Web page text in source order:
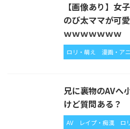
【画像あり】女
のび太ママが可
ｗｗｗｗｗｗｗ
ロリ・萌え 漫画・ア
兄に裏物のAVへ
けど質問ある？
AV レイプ・痴漢 ロ